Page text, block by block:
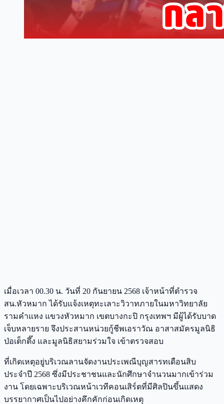
เมื่อเวลา 00.30 น. วันที่ 20 กันยายน 2568 เจ้าหน้าที่ตำรวจ
สน.หัวหมาก ได้รับแจ้งเหตุทะเลาะวิวาทภายในมหาวิทยาลัย
รามคำแหง แขวงหัวหมาก เขตบางกะปิ กรุงเทพฯ มีผู้ได้รับบาด
เจ็บหลายราย จึงประสานหน่วยกู้ชีพเอราวัณ อาสาสมัครมูลนิธิ
ป่อเต็กตึ๊ง และมูลนิธิสยามร่วมใจ เข้าตรวจสอบ
ที่เกิดเหตุอยู่บริเวณลานจัดงานประเพณีบุญสารทเดือนสิบ
ประจำปี 2568 ซึ่งมีประชาชนและนักศึกษาจำนวนมากเข้าร่วม
งาน โดยเฉพาะบริเวณหน้าเวทีคอนเสิร์ตที่มีศิลปินขึ้นแสดง
บรรยากาศเป็นไปอย่างคึกคักก่อนเกิดเหตุ